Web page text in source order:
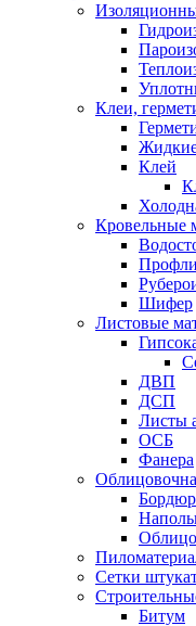
Клеи,
Клей
Кровельные
Шифер
Листовые
ДВП
ДСП
Листы
ОСБ
Фанера
Сетки
Битум